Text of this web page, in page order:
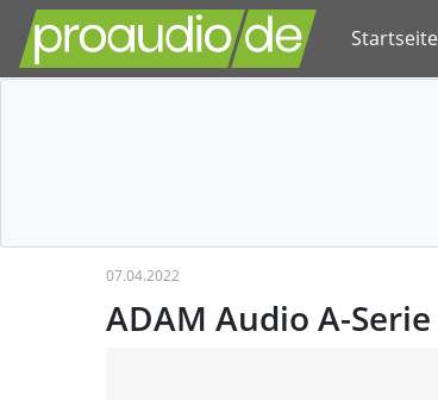
Startseite
07.04.2022
ADAM Audio A-Serie